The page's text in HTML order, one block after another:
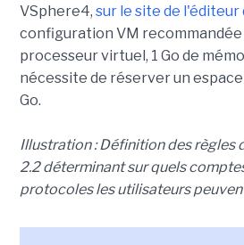
VSphere4, sur le site de l'éditeur
configuration VM
processeur virtuel, 1 Go de
nécessite de réserver un
Go.
Illustration : Définition des règles
2.2 déterminant sur quels
protocoles les utilisateurs